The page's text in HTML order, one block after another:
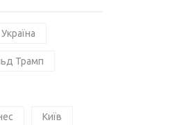
Україна
Трамп
Київ